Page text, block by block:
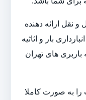
و نقل ارائه دهنده
بار و اثاثیه
باربری های تهران
را به صورت کاملا